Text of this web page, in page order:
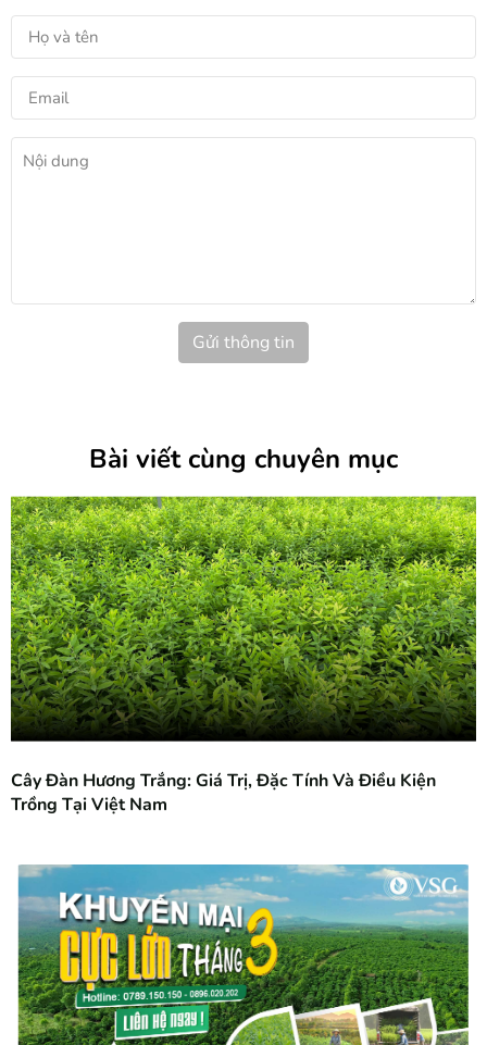
Gửi thông tin
Bài viết cùng chuyên mục
Cây Đàn Hương Trắng: Giá Trị, Đặc Tính Và Điều Kiện
Trồng Tại Việt Nam